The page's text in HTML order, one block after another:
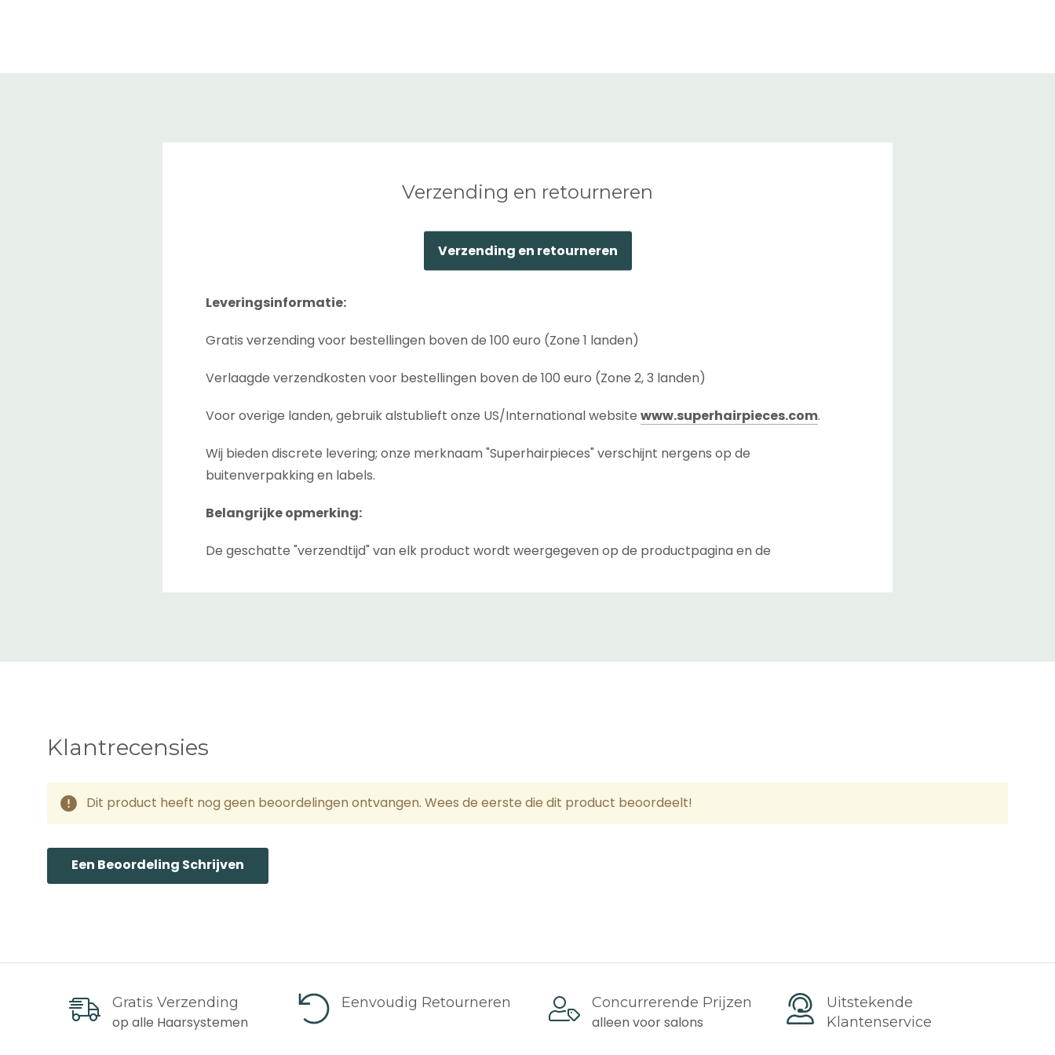
Verzending en retourneren
Verzending en retourneren
Leveringsinformatie:
Gratis verzending voor bestellingen boven de 100 euro (Zone 1 landen)
Verlaagde verzendkosten voor bestellingen boven de 100 euro (Zone 2, 3 landen)
Voor overige landen, gebruik alstublieft onze US/International website www.superhairpieces.com.
Wij bieden discrete levering; onze merknaam "Superhairpieces" verschijnt nergens op de
buitenverpakking en labels.
Belangrijke opmerking:
De geschatte "verzendtijd" van elk product wordt weergegeven op de productpagina en de
tussen magazijnen als we het product niet op voorraad hebben in ons magazijn in Nederland.
Zone 1 Levertijd en Kosten
Nederland, Frankrijk, Duitsland, België, Oostenrijk, Denemarken, Luxemburg
Via DPD/UPS (1-3 dagen)
Bij bestelwaarde tussen 0€ - 99€: verzendkosten 10€
Bij bestelwaarde tussen 0€ - 99€: verzendkosten 20€
Klantrecensies
Dit product heeft nog geen beoordelingen ontvangen. Wees de eerste die dit product beoordeelt!
Een Beoordeling Schrijven
Gratis Verzending
op alle Haarsystemen
Eenvoudig Retourneren Concurrerende Prijzen
alleen voor salons
Uitstekende
Klantenservice